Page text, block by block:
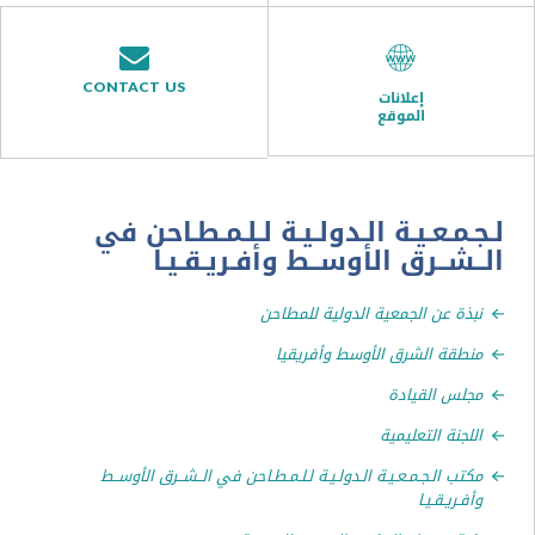
CONTACT US
الـدولـيـة لـلـمـطـاحن في
الأوســط وأفـريـقـيـا
عن الجمعية الدولية للمطاحن
الشرق الأوسط وأفريقيا
القيادة
التعليمية
الـدولـيـة لـلـمـطـاحن في الــشــرق الأوســط